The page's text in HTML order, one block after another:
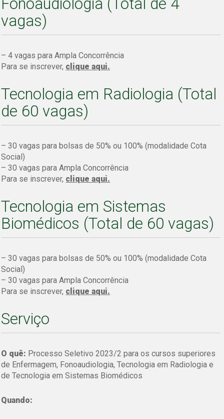
vagas)
– 4 vagas para Ampla Concorrência
Para se inscrever, clique aqui.
Tecnologia em Radiologia (Total
de 60 vagas)
– 30 vagas para bolsas de 50% ou 100% (modalidade Cota
Social)
– 30 vagas para Ampla Concorrência
Para se inscrever, clique aqui.
Tecnologia em Sistemas
Biomédicos (Total de 60 vagas)
– 30 vagas para bolsas de 50% ou 100% (modalidade Cota
Social)
– 30 vagas para Ampla Concorrência
Para se inscrever, clique aqui.
Serviço
O quê: Processo Seletivo 2023/2 para os cursos superiores
de Enfermagem, Fonoaudiologia, Tecnologia em Radiologia e
de Tecnologia em Sistemas Biomédicos
Quando: